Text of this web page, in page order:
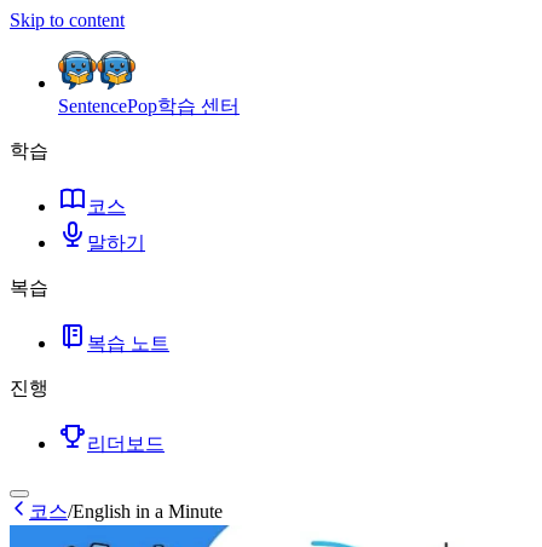
Skip to content
SentencePop학습 센터
학습
코스
말하기
복습
복습 노트
진행
리더보드
코스/English in a Minute